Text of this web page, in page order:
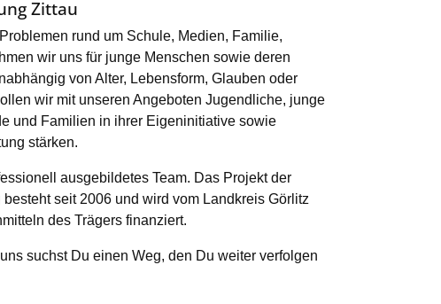
Zittau
rund um Schule, Medien, Familie,
wir uns für junge Menschen sowie deren
von Alter, Lebensform, Glauben oder
wir mit unseren Angeboten Jugendliche, junge
und Familien in ihrer Eigeninitiative sowie
stärken.
ausgebildetes Team. Das Projekt der
seit 2006 und wird vom Landkreis Görlitz
des Trägers finanziert.
suchst Du einen Weg, den Du weiter verfolgen